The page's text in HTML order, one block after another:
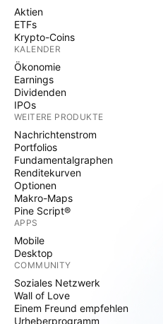
Aktien
ETFs
Krypto-Coins
KALENDER
Ökonomie
Earnings
Dividenden
IPOs
WEITERE PRODUKTE
Nachrichtenstrom
Portfolios
Fundamentalgraphen
Renditekurven
Optionen
Makro-Maps
Pine Script®
APPS
Mobile
Desktop
COMMUNITY
Soziales Netzwerk
Wall of Love
Einem Freund empfehlen
Urheberprogramm